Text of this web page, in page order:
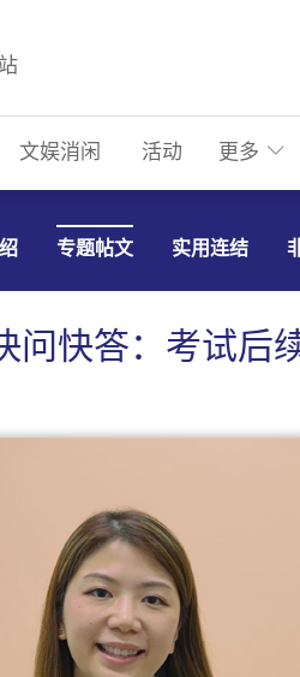
文娱消闲 活动 更多
专题帖文 实用连结
问快答：考试后